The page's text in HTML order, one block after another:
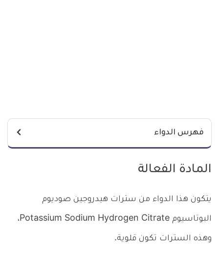
فهرس الدواء
المادة الفعالة
يتكون هذا الدواء من سترات هيدروجين صوديوم
البوتاسيوم Potassium Sodium Hydrogen Citrate،
وهذه السترات تكون قلوية.